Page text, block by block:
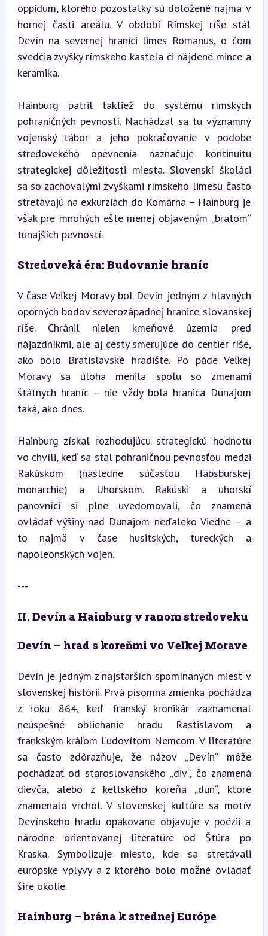
oppidum, ktorého pozostatky sú doložené najmä v
hornej časti areálu. V období Rímskej ríše stál
Devín na severnej hranici limes Romanus, o čom
svedčia zvyšky rímskeho kastela či nájdené mince a
keramika.
Hainburg patril taktiež do systému rímskych
pohraničných pevností. Nachádzal sa tu významný
vojenský tábor a jeho pokračovanie v podobe
stredovekého opevnenia naznačuje kontinuitu
strategickej dôležitosti miesta. Slovenskí školáci
sa so zachovalými zvyškami rímskeho limesu často
stretávajú na exkurziách do Komárna – Hainburg je
však pre mnohých ešte menej objaveným „bratom“
tunajších pevností.
Stredoveká éra: Budovanie hraníc
V čase Veľkej Moravy bol Devín jedným z hlavných
oporných bodov severozápadnej hranice slovanskej
ríše. Chránil nielen kmeňové územia pred
nájazdníkmi, ale aj cesty smerujúce do centier ríše,
ako bolo Bratislavské hradište. Po páde Veľkej
Moravy sa úloha menila spolu so zmenami
štátnych hraníc – nie vždy bola hranica Dunajom
taká, ako dnes.
Hainburg získal rozhodujúcu strategickú hodnotu
vo chvíli, keď sa stal pohraničnou pevnosťou medzi
Rakúskom (následne súčasťou Habsburskej
monarchie) a Uhorskom. Rakúski a uhorskí
panovníci si plne uvedomovali, čo znamená
ovládať výšiny nad Dunajom neďaleko Viedne – a
to najmä v čase husitských, tureckých a
napoleonských vojen.
---
II. Devín a Hainburg v ranom stredoveku
Devín – hrad s koreňmi vo Veľkej Morave
Devín je jedným z najstarších spomínaných miest v
slovenskej histórii. Prvá písomná zmienka pochádza
z roku 864, keď franský kronikár zaznamenal
neúspešné obliehanie hradu Rastislavom a
frankským kráľom Ľudovítom Nemcom. V literatúre
sa často zdôrazňuje, že názov „Devín“ môže
pochádzať od staroslovanského „div“, čo znamená
dievča, alebo z keltského koreňa „dun“, ktoré
znamenalo vrchol. V slovenskej kultúre sa motív
Devínskeho hradu opakovane objavuje v poézii a
národne orientovanej literatúre od Štúra po
Kraska. Symbolizuje miesto, kde sa stretávali
európske vplyvy a z ktorého bolo možné ovládať
šíre okolie.
Hainburg – brána k strednej Európe